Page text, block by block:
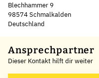
Blechhammer 9
98574 Schmalkalden
Deutschland
+
−
Ansprechpartner
Dieser Kontakt hilft dir weiter